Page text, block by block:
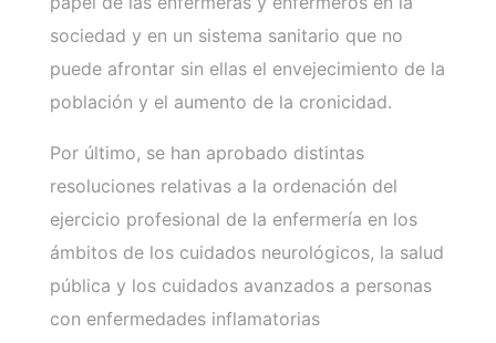
sociedad y en un sistema sanitario que no
puede afrontar sin ellas el envejecimiento de la
población y el aumento de la cronicidad.
Por último, se han aprobado distintas
resoluciones relativas a la ordenación del
ejercicio profesional de la enfermería en los
ámbitos de los cuidados neurológicos, la salud
pública y los cuidados avanzados a personas
con enfermedades inflamatorias